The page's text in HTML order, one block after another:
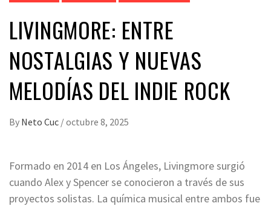
LIVINGMORE: ENTRE
NOSTALGIAS Y NUEVAS
MELODÍAS DEL INDIE ROCK
By Neto Cuc /octubre 8, 2025
Formado en 2014 en Los Ángeles, Livingmore surgió
cuando Alex y Spencer se conocieron a través de sus
proyectos solistas. La química musical entre ambos fue